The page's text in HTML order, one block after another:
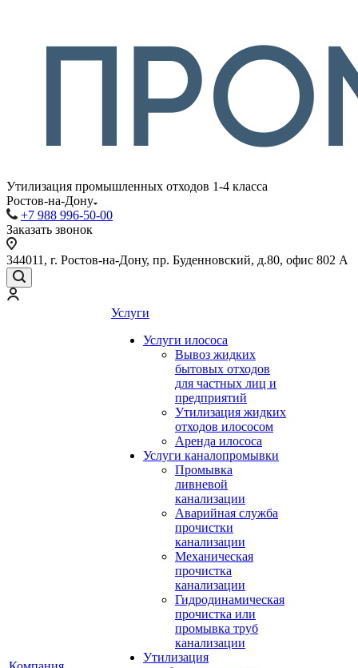
Утилизация промышленных отходов 1-4 класса
Ростов-на-Дону
+7 988 996-50-00
Заказать звонок
344011, г. Ростов-на-Дону, пр. Буденновский, д.80, офис 802 А
Услуги
Услуги илососа
Вывоз жидких
бытовых отходов
для частных лиц и
предприятий
Утилизация жидких
отходов илососом
Аренда илососа
Услуги каналопромывки
Промывка
ливневой
канализации
Аварийная служба
прочистки
канализации
Механическая
прочистка
канализации
Гидродинамическая
прочистка или
промывка труб
канализации
Утилизация